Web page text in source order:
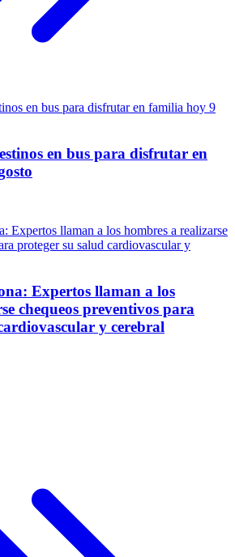
en bus para disfrutar en
Expertos llaman a los
chequeos preventivos para
y cerebral